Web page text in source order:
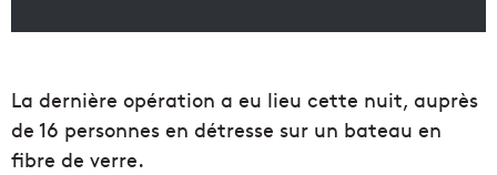
La dernière opération a eu lieu cette nuit, auprès
de 16 personnes en détresse sur un bateau en
fibre de verre.